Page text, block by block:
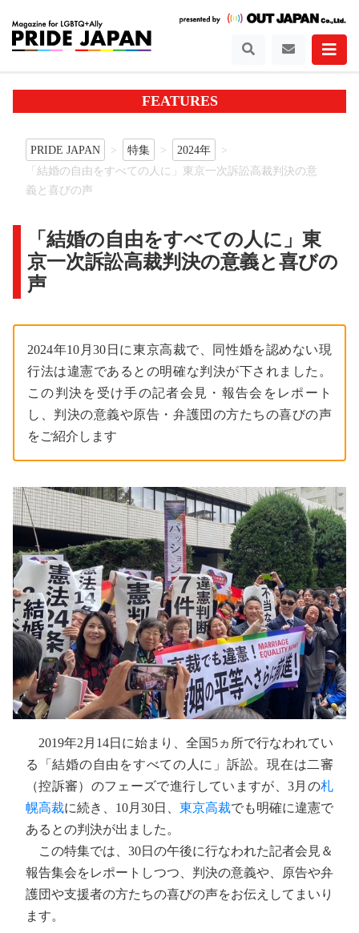
FEATURES
PRIDE JAPAN 特集
2024年
「結婚の自由をすべての人に」東京一次訴訟高裁判決の意
義と喜びの声
「結婚の自由をすべての人に」東
京一次訴訟高裁判決の意義と喜びの
声
2024年10月30日に東京高裁で、同性婚を認めない現
行法は違憲であるとの明確な判決が下されました。
この判決を受け手の記者会見・報告会をレポート
し、判決の意義や原告・弁護団の方たちの喜びの声
をご紹介します
2019年2月14日に始まり、全国5ヵ所で行なわれてい
る「結婚の自由をすべての人に」訴訟。現在は二審
（控訴審）のフェーズで進行していますが、3月の札
幌高裁に続き、10月30日、 東京高裁でも明確に違憲で
あるとの判決が出ました。
この特集では、30日の午後に行なわれた記者会見＆
報告集会をレポートしつつ、判決の意義や、原告や弁
護団や支援者の方たちの喜びの声をお伝えしてまいり
ます。